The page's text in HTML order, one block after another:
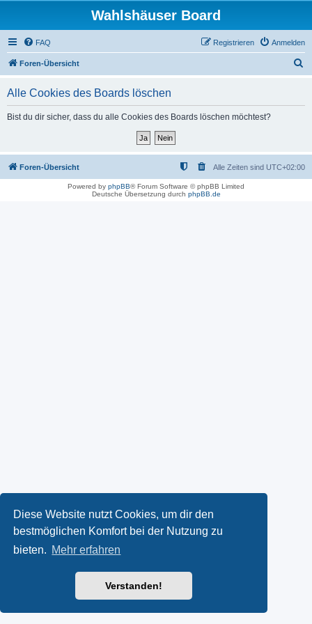
Diese Website nutzt Cookies, um dir den
bestmöglichen Komfort bei der Nutzung zu
bieten. Mehr erfahren
Verstanden!
Wahlshäuser Board
FAQ Anmelden
Registrieren
Foren-Übersicht
Alle Cookies des Boards löschen
Bist du dir sicher, dass du alle Cookies des Boards löschen möchtest?
Foren-Übersicht Alle Zeiten sind UTC+02:00
Powered by phpBB® Forum Software © phpBB Limited
Deutsche Übersetzung durch phpBB.de